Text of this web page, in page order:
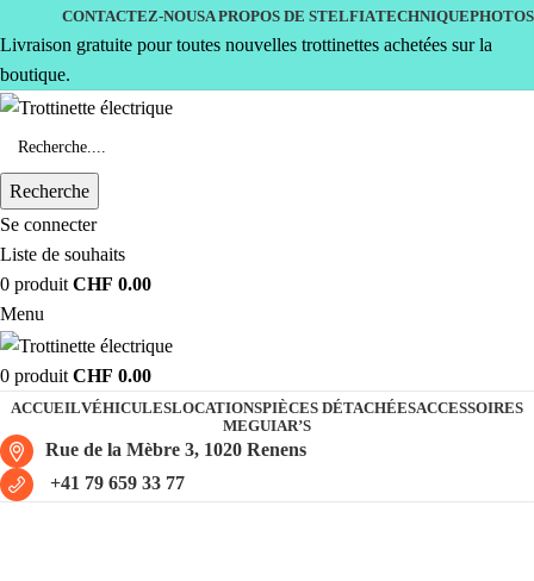
CONTACTEZ-NOUSA PROPOS DE STELFIATECHNIQUEPHOTOS
Livraison gratuite pour toutes nouvelles trottinettes achetées sur la
boutique.
Recherche
Se connecter
Liste de souhaits
0 produit CHF 0.00
Menu
0 produit CHF 0.00
ACCUEILVÉHICULESLOCATIONSPIÈCES DÉTACHÉESACCESSOIRES
MEGUIAR’S
Rue de la Mèbre 3, 1020 Renens
+41 79 659 33 77